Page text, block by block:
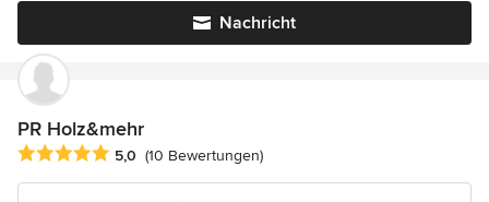
Nachricht
PR Holz&mehr
Durchschnittliche Bewertung: 5 von 5 Sternen
5,0 (10 Bewertungen)